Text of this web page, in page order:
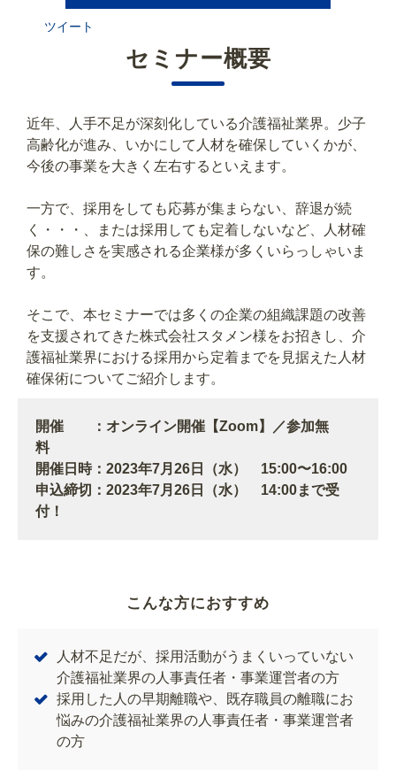
ツイート
セミナー概要
近年、人手不足が深刻化している介護福祉業界。少子
高齢化が進み、いかにして人材を確保していくかが、
今後の事業を大きく左右するといえます。
一方で、採用をしても応募が集まらない、辞退が続
く・・・、または採用しても定着しないなど、人材確
保の難しさを実感される企業様が多くいらっしゃいま
す。
そこで、本セミナーでは多くの企業の組織課題の改善
を支援されてきた株式会社スタメン様をお招きし、介
護福祉業界における採用から定着までを見据えた人材
確保術についてご紹介します。
開催 ：オンライン開催【Zoom】／参加無
料
開催日時：2023年7月26日（水） 15:00〜16:00
申込締切：2023年7月26日（水） 14:00まで受
付！
こんな方におすすめ
人材不足だが、採用活動がうまくいっていない
介護福祉業界の人事責任者・事業運営者の方
採用した人の早期離職や、既存職員の離職にお
悩みの介護福祉業界の人事責任者・事業運営者
の方